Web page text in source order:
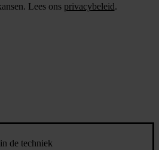
Lees ons privacybeleid.
de techniek